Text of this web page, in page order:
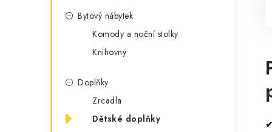
Bytový nábytek
Komody a noční stolky
Knihovny
Doplňky
Zrcadla
Dětské doplňky